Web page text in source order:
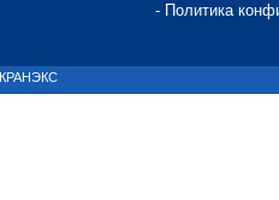
- Политика
КРАНЭКС